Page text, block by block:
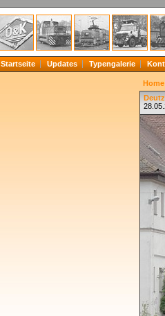
Startseite Updates Typengalerie
Home